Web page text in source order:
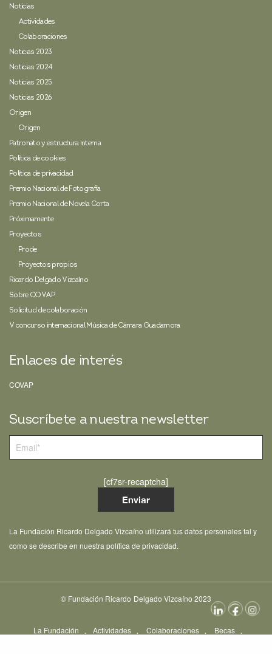
Noticias
Actividades
Colaboraciones
Noticias 2023
Noticias 2024
Noticias 2025
Noticias 2026
Origen
Origen
Patronato y estructura interna
Política de cookies
Política de privacidad
Premio Nacional de Fotografía
Premio Nacional de Novela Corta
Próximamente
Proyectos
Prode
Proyectos propios
Ricardo Delgado Vizcaíno
Sobre COVAP
Solicitud de colaboración
V concurso internacional Música de Cámara Guadamora
Enlaces de interés
COVAP
Suscríbete a nuestra newsletter
[cf7sr-recaptcha]
La Fundación Ricardo Delgado Vizcaíno utilizará tus datos personales tal y
como se describe en nuestra política de privacidad.
© Fundación Ricardo Delgado Vizcaíno 2023
La Fundación Actividades Colaboraciones Becas